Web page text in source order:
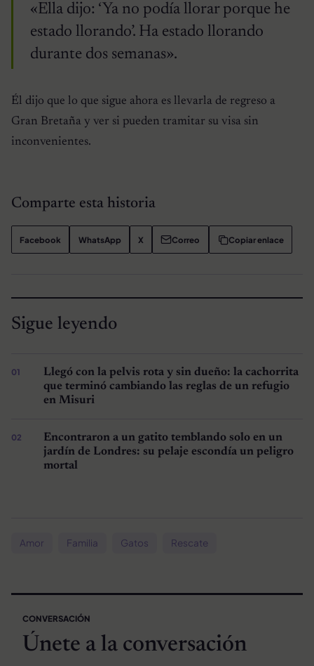
«Ella dijo: ‘Ya no podía llorar porque he
estado llorando’. Ha estado llorando
durante dos semanas».
Él dijo que lo que sigue ahora es llevarla de regreso a
Gran Bretaña y ver si pueden tramitar su visa sin
inconvenientes.
Comparte esta historia
Facebook WhatsApp X Correo Copiar enlace
Sigue leyendo
Llegó con la pelvis rota y sin dueño: la cachorrita
que terminó cambiando las reglas de un refugio
en Misuri
Encontraron a un gatito temblando solo en un
jardín de Londres: su pelaje escondía un peligro
mortal
Amor Familia Gatos Rescate
CONVERSACIÓN
Únete a la conversación